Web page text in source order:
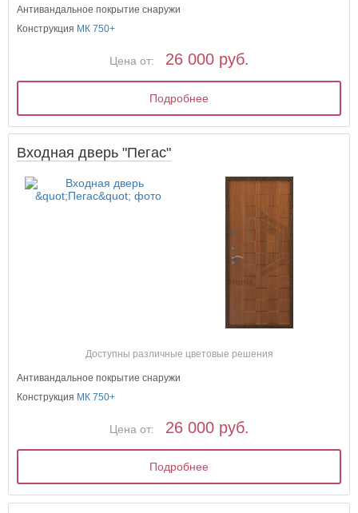
Антивандальное покрытие снаружи
Конструкция МК 750+
Цена от: 26 000 руб.
Подробнее
Входная дверь "Пегас"
Доступны различные цветовые решения
Антивандальное покрытие снаружи
Конструкция МК 750+
Цена от: 26 000 руб.
Подробнее